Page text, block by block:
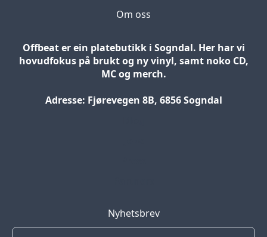
Om oss
Offbeat er ein platebutikk i Sogndal. Her har vi
hovudfokus på brukt og ny vinyl, samt noko CD,
MC og merch.
Adresse: Fjørevegen 8B, 6856 Sogndal
Nyhetsbrev